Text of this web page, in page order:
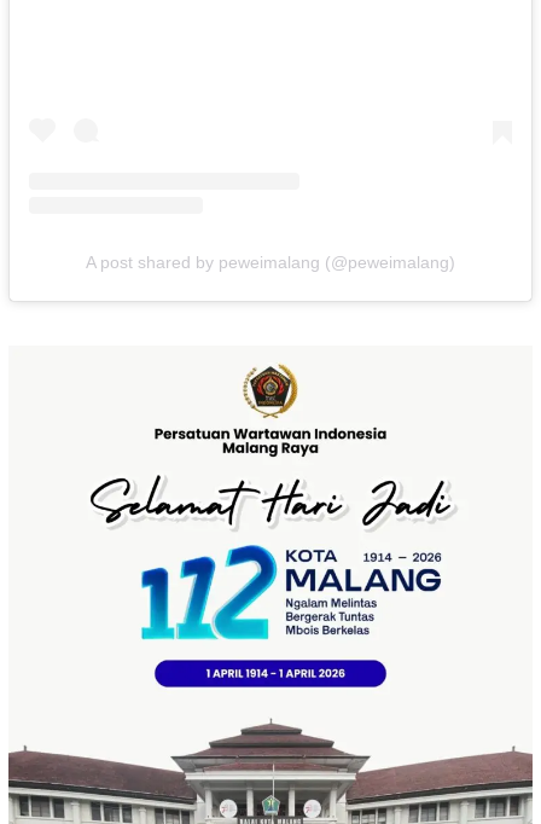
A post shared by peweimalang (@peweimalang)